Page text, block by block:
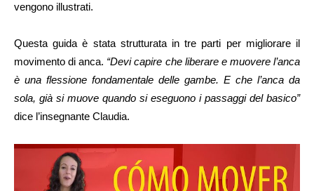
vengono illustrati.
Questa guida è stata strutturata in tre parti per migliorare il
movimento di anca. “Devi capire che liberare e muovere l’anca
è una flessione fondamentale delle gambe. E che l’anca da
sola, già si muove quando si eseguono i passaggi del basico”
dice l’insegnante Claudia.